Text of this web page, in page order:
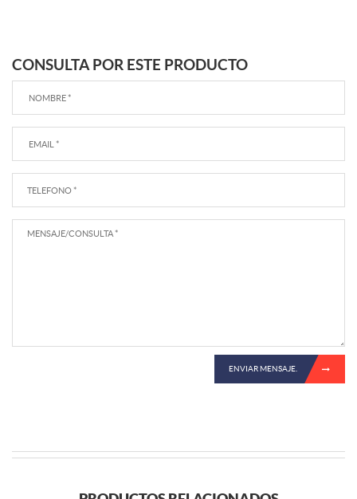
CONSULTA POR ESTE PRODUCTO
ENVIAR MENSAJE.